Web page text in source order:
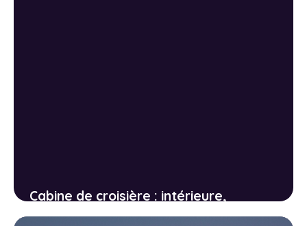
Cabine de croisière : intérieure,
extérieure, balcon ou suite, laquelle